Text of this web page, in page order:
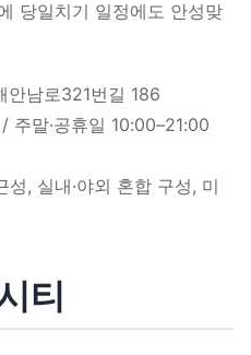
당일치기 일정에도 안성맞
안남로321번길 186
주말·공휴일 10:00–21:00
, 실내·야외 혼합 구성, 미
티